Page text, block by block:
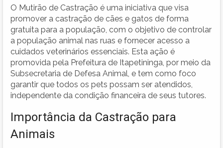
O Mutirão de Castração é uma iniciativa que visa
promover a castração de cães e gatos de forma
gratuita para a população, com o objetivo de controlar
a população animal nas ruas e fornecer acesso a
cuidados veterinários essenciais. Esta ação é
promovida pela Prefeitura de Itapetininga, por meio da
Subsecretaria de Defesa Animal, e tem como foco
garantir que todos os pets possam ser atendidos,
independente da condição financeira de seus tutores.
Importância da Castração para
Animais